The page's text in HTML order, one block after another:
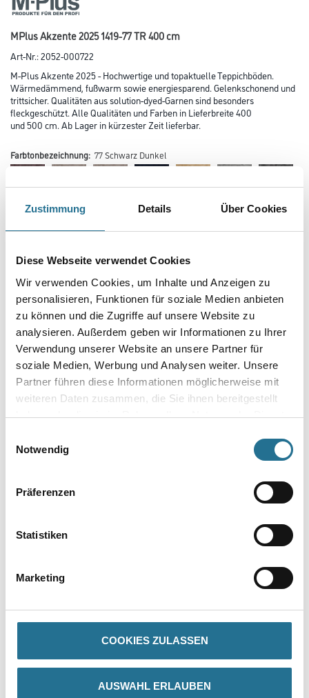
Zustimmung Details Über Cookies
Diese Webseite verwendet Cookies
Wir verwenden Cookies, um Inhalte und Anzeigen zu
personalisieren, Funktionen für soziale Medien anbieten
zu können und die Zugriffe auf unsere Website zu
analysieren. Außerdem geben wir Informationen zu Ihrer
Verwendung unserer Website an unsere Partner für
soziale Medien, Werbung und Analysen weiter. Unsere
Partner führen diese Informationen möglicherweise mit
weiteren Daten zusammen, die Sie ihnen bereitgestellt
haben oder die sie im Rahmen Ihrer Nutzung der Dienste
Notwendig
Präferenzen
Statistiken
Marketing
COOKIES ZULASSEN
AUSWAHL ERLAUBEN
MPlus Akzente 2025 1419-77 TR 400 cm
Art-Nr.:2052-000722
M-Plus Akzente 2025 - Hochwertige und topaktuelle Teppichböden.
Wärmedämmend, fußwarm sowie energiesparend. Gelenkschonend und
trittsicher. Qualitäten aus solution-dyed-Garnen sind besonders
fleckgeschützt. Alle Qualitäten und Farben in Lieferbreite 400
und 500 cm. Ab Lager in kürzester Zeit lieferbar.
Farbtonbezeichnung: 77 Schwarz Dunkel
Farbtonbezeichnung
Verarbeitung Bodenbelag
Breite in centimeter
PRODUKTEIGENSCHAFTEN